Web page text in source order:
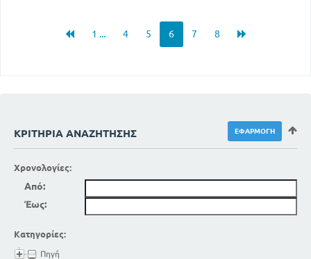
1 ... 4 5 6 7 8
ΚΡΙΤΉΡΙΑ ΑΝΑΖΉΤΗΣΗΣ
Χρονολογίες:
Από:
Έως:
Κατηγορίες:
Πηγή